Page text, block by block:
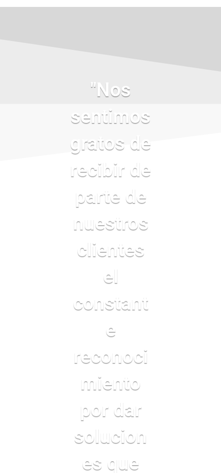
"Nos
sentimos
gratos de
recibir de
parte de
nuestros
clientes
el
constant
e
reconoci
miento
por dar
solucion
es que